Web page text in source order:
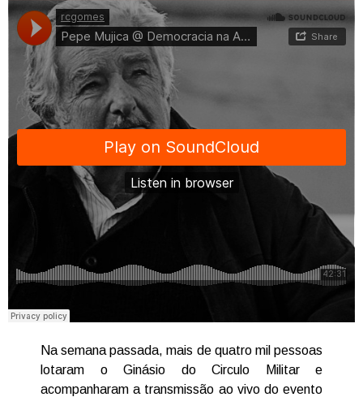
Na semana passada, mais de quatro mil pessoas
lotaram o Ginásio do Circulo Militar e
acompanharam a transmissão ao vivo do evento